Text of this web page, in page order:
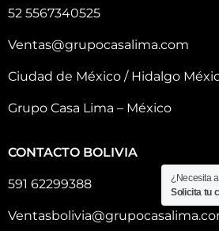
52 5567340525
Ventas@grupocasalima.com
Ciudad de México / Hidalgo
Grupo Casa Lima – México
CONTACTO BOLIVIA
591 62299388
¿Necesita
Solicita tu